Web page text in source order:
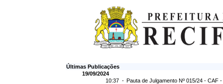
Últimas Publicações
19/09/2024
10:37 - Pauta de Julgamento Nº 015/24 - CAF